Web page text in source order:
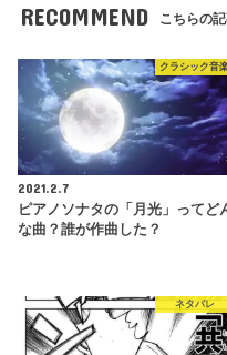
RECOMMEND こちらの
クラシック音
2021.2.7
ピアノソナタの「月光」ってど
な曲？誰が作曲した？
ネタバレ